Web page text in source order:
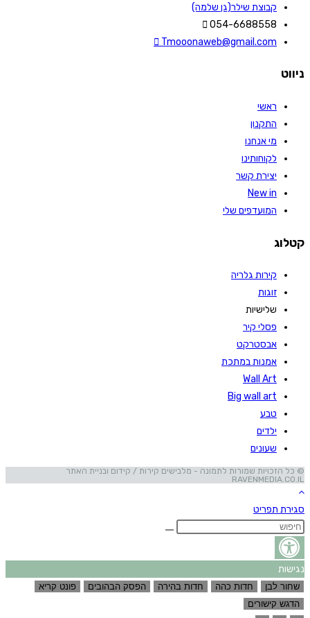
קבוצת שילר(גן שלמה)
054-6688558
Tmooonaweb@gmail.com
ניווט
ראשי
התקנון
מי אנחנו
לקוחותינו
יצירת קשר
New in
המועדפים שלי
קטלוג
קירות גלריה
זוגות
שלישיות
פסלי קיר
אבסטרקט
אמנות במתכת
Wall Art
Big wall art
טבע
ילדים
שעונים
© כל הזכויות שמורות לתמונה - מלבישים קירות / קידום ובניית האתר
RAVENMEDIA.CO.IL
סגירת תפריט
נגישות
שחור לבן חדות כהה חדות בהירה הפסק הבהובים
פונט קריא
הדגש קישורים